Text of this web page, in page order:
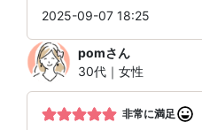
2025-09-07 18:25
pomさん
30代｜女性
非常に満足